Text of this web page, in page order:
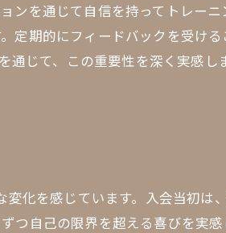
ンを通じて自信を持ってトレー
定期的にフィードバックを受け
通じて、この重要性を深く実感
化を感じています。入会当初
つ自己の限界を超える喜びを実